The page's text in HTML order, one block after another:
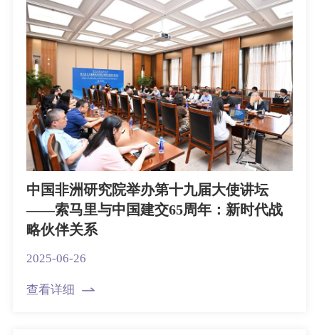
中国非洲研究院举办第十九届大使讲坛
——索马里与中国建交65周年：新时代战
略伙伴关系
2025-06-26
查看详细